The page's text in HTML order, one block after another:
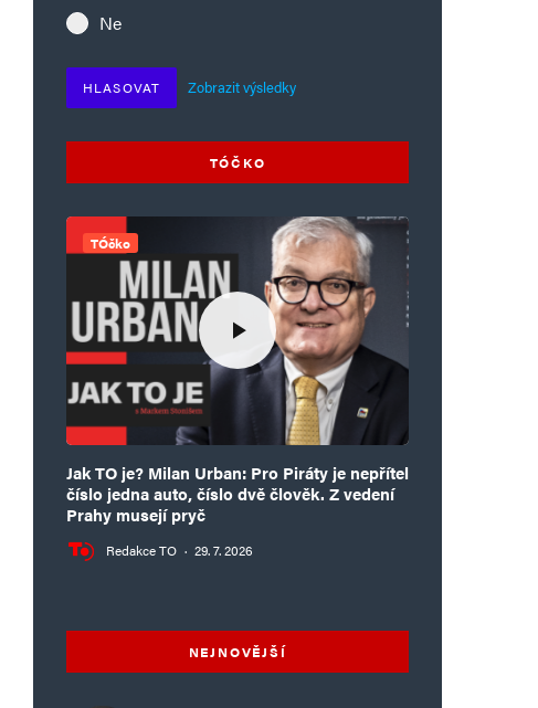
Ne
HLASOVAT Zobrazit výsledky
TÓČKO
TÓčko
Jak TO je? Milan Urban: Pro Piráty je nepřítel
číslo jedna auto, číslo dvě člověk. Z vedení
Prahy musejí pryč
Redakce TO · 29. 7. 2026
NEJNOVĚJŠÍ